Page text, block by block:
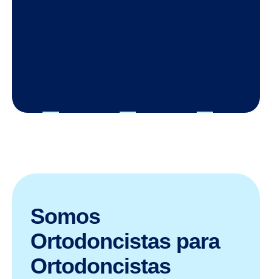
Somos
Ortodoncistas para
Ortodoncistas